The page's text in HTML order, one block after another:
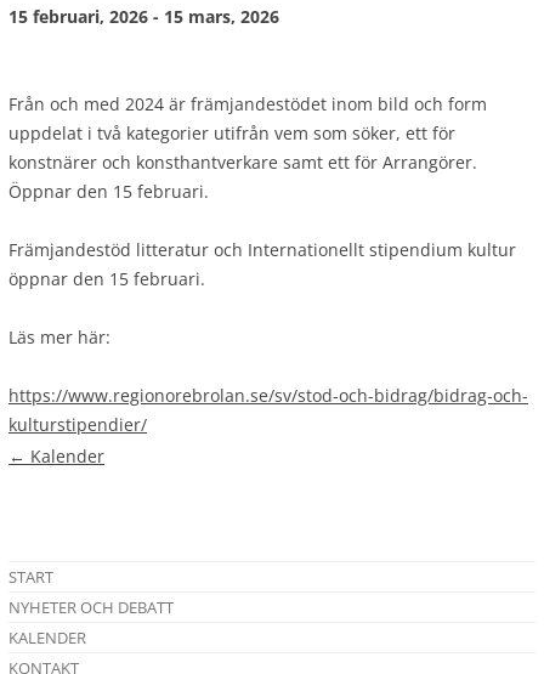
15 februari, 2026 - 15 mars, 2026
Från och med 2024 är främjandestödet inom bild och form
uppdelat i två kategorier utifrån vem som söker, ett för
konstnärer och konsthantverkare samt ett för Arrangörer.
Öppnar den 15 februari.
Främjandestöd litteratur och Internationellt stipendium kultur
öppnar den 15 februari.
Läs mer här:
https://www.regionorebrolan.se/sv/stod-och-bidrag/bidrag-och-
kulturstipendier/
← Kalender
START
NYHETER OCH DEBATT
KALENDER
KONTAKT